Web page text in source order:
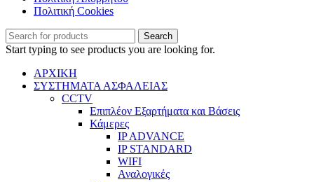
Πολιτική Cookies
Search
Start typing to see products you are looking for.
ΑΡΧΙΚΗ
ΣΥΣΤΗΜΑΤΑ ΑΣΦΑΛΕΙΑΣ
CCTV
Επιπλέον Εξαρτήματα και Βάσεις
Κάμερες
IP ADVANCE
IP STANDARD
WIFI
Αναλογικές